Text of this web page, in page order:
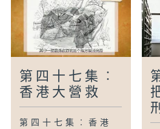
第四十七集︰
香港大營救
第四十七集︰香港